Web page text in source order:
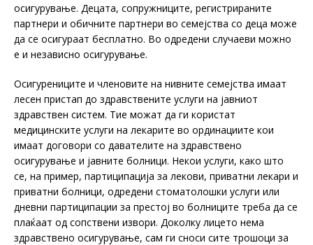
осигурување. Децата, сопружниците, регистрираните
партнери и обичните партнери во семејства со деца може
да се осигураат бесплатно. Во одредени случаеви можно
е и независно осигурување.
Осигурениците и членовите на нивните семејства имаат
лесен пристап до здравствените услуги на јавниот
здравствен систем. Тие можат да ги користат
медицинските услуги на лекарите во ординациите кои
имаат договори со давателите на здравствено
осигурување и јавните болници. Некои услуги, како што
се, на пример, партиципација за лекови, приватни лекари и
приватни болници, одредени стоматолошки услуги или
дневни партиципации за престој во болниците треба да се
плаќаат од сопствени извори. Доколку лицето нема
здравствено осигурување, сам ги сноси сите трошоци за